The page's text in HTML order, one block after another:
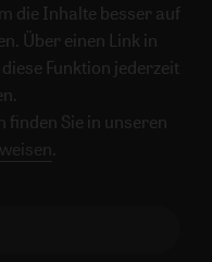
die Inhalte besser auf
Über einen Link in
Funktion jederzeit
Sie in unseren
.